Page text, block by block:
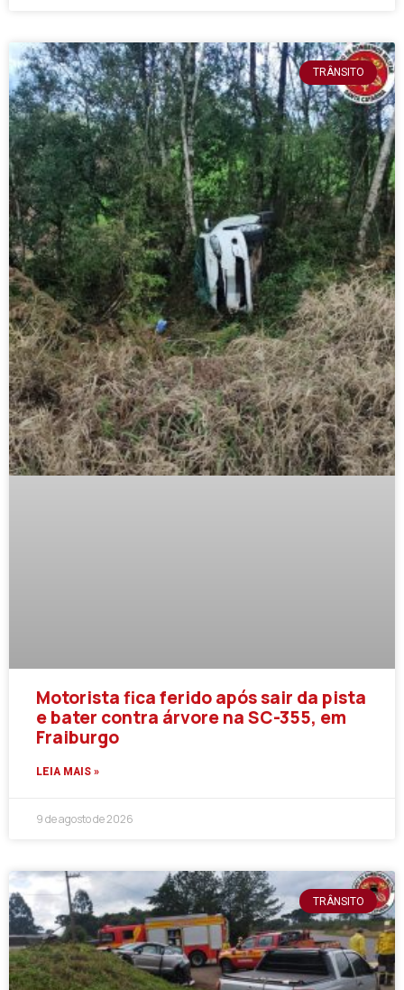
TRÂNSITO
Motorista fica ferido após sair da pista
e bater contra árvore na SC-355, em
Fraiburgo
LEIA MAIS »
9 de agosto de 2026
TRÂNSITO